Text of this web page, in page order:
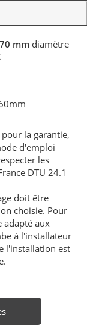
mm diamètre
la garantie,
d'emploi
les
DTU 24.1
doit être
choisie. Pour
adapté aux
à l'installateur
l'installation est